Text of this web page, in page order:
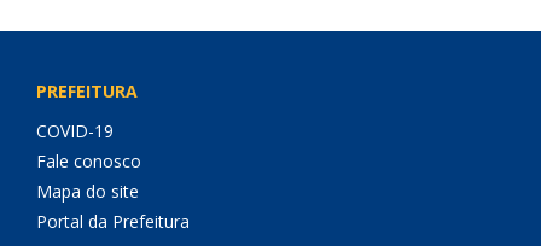
PREFEITURA
COVID-19
Fale conosco
Mapa do site
Portal da Prefeitura